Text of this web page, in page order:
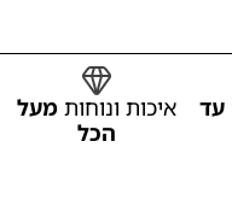
עד איכות ונוחות מעל
הכל